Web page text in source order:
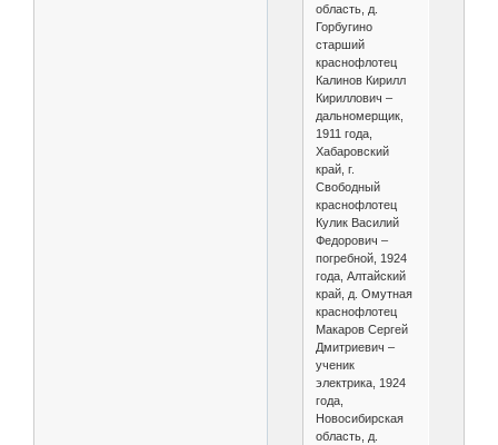
область, д.
Горбугино
старший
краснофлотец
Калинов Кирилл
Кириллович –
дальномерщик,
1911 года,
Хабаровский
край, г.
Свободный
краснофлотец
Кулик Василий
Федорович –
погребной, 1924
года, Алтайский
край, д. Омутная
краснофлотец
Макаров Сергей
Дмитриевич –
ученик
электрика, 1924
года,
Новосибирская
область, д.